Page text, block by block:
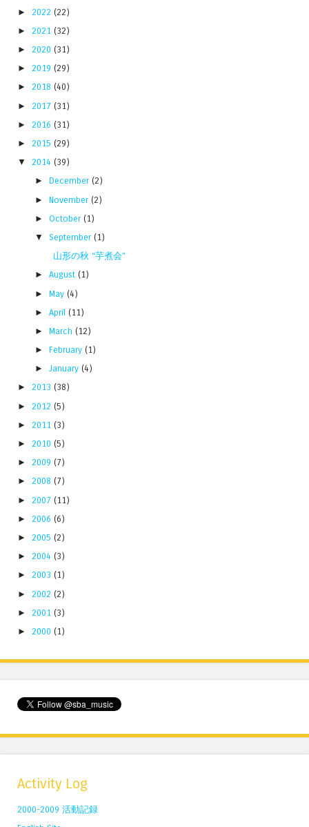
► 2022 (22)
► 2021 (32)
► 2020 (31)
► 2019 (29)
► 2018 (40)
► 2017 (31)
► 2016 (31)
► 2015 (29)
▼ 2014 (39)
►December (2)
►November (2)
►October (1)
▼September (1)
山形の秋 “芋煮会”
►August (1)
►May (4)
►April (11)
►March (12)
►February (1)
►January (4)
► 2013 (38)
► 2012 (5)
► 2011 (3)
► 2010 (5)
► 2009 (7)
► 2008 (7)
► 2007 (11)
► 2006 (6)
► 2005 (2)
► 2004 (3)
► 2003 (1)
► 2002 (2)
► 2001 (3)
► 2000 (1)
Activity Log
2000-2009 活動記録